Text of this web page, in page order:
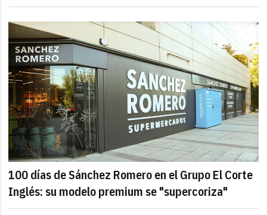
100 días de Sánchez Romero en el Grupo El Corte
Inglés: su modelo premium se "supercoriza"